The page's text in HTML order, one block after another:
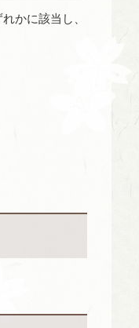
かに該当し、